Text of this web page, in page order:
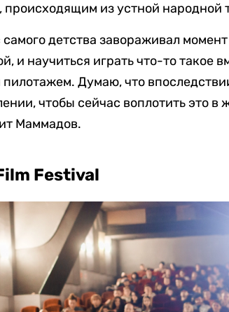
из устной народной
детства завораживал
и научиться играть что-то такое
Думаю, что
чтобы сейчас воплотить это
Маммадов.
Festival